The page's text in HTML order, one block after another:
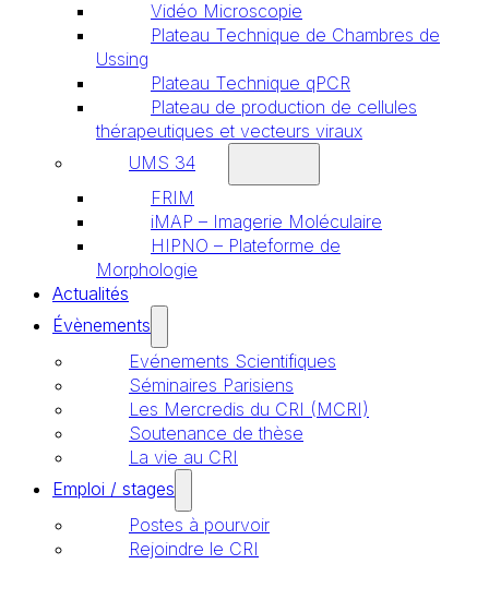
Vidéo Microscopie
Plateau Technique de Chambres de
Ussing
Plateau Technique qPCR
Plateau de production de cellules
thérapeutiques et vecteurs viraux
UMS 34
FRIM
iMAP – Imagerie Moléculaire
HIPNO – Plateforme de
Morphologie
Actualités
Évènements
Evénements Scientifiques
Séminaires Parisiens
Les Mercredis du CRI (MCRI)
Soutenance de thèse
La vie au CRI
Emploi / stages
Postes à pourvoir
Rejoindre le CRI